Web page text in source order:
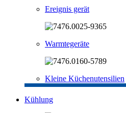
Ereignis gerät
Warmtegeräte
Kleine Küchenutensilien
Kühlung